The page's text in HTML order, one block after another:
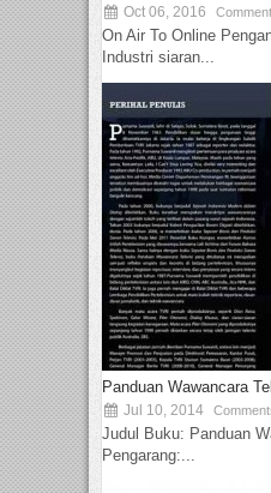
Oct 06, 2016
On Air To Online
Industri siaran...
Panduan Wawancara
Jul 10, 2014
Judul Buku: Panduan
Pengarang:...